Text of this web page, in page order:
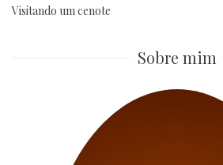
Visitando um cenote
Sobre mim